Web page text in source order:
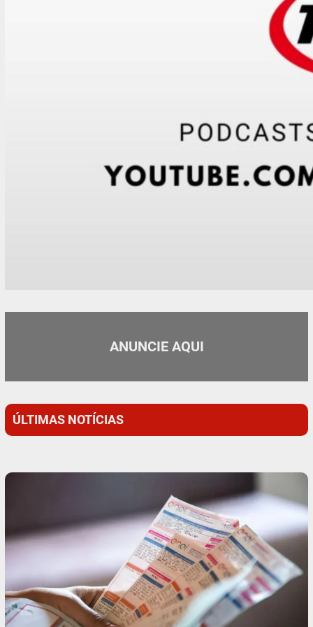
ANUNCIE AQUI
ÚLTIMAS NOTÍCIAS